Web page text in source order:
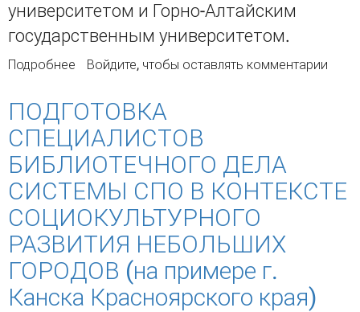
университетом и Горно-Алтайским
государственным университетом.
Подробнее о Сибирская философия: реальное настоящее
Войдите, чтобы оставлять комментарии
ПОДГОТОВКА
СПЕЦИАЛИСТОВ
БИБЛИОТЕЧНОГО ДЕЛА
СИСТЕМЫ СПО В КОНТЕКСТЕ
СОЦИОКУЛЬТУРНОГО
РАЗВИТИЯ НЕБОЛЬШИХ
ГОРОДОВ (на примере г.
Канска Красноярского края)